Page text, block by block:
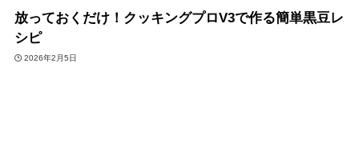
放っておくだけ！クッキングプロV3で作る簡単黒豆レ
シピ
2026年2月5日